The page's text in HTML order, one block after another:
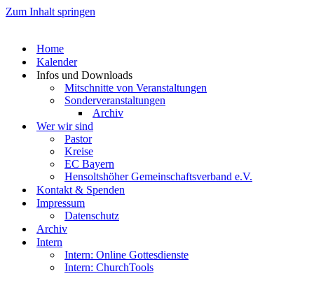
Zum Inhalt springen
Home
Kalender
Infos und Downloads
Mitschnitte von Veranstaltungen
Sonderveranstaltungen
Archiv
Wer wir sind
Pastor
Kreise
EC Bayern
Hensoltshöher Gemeinschaftsverband e.V.
Kontakt & Spenden
Impressum
Datenschutz
Archiv
Intern
Intern: Online Gottesdienste
Intern: ChurchTools